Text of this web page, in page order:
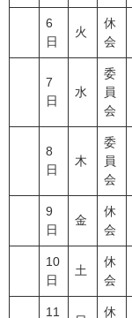
6
日
火
休
会
7
日
水
委
員
会
8
日
木
委
員
会
9
日
金
休
会
10
日
土
休
会
11 休